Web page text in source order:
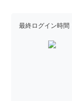
最終ログイン時間